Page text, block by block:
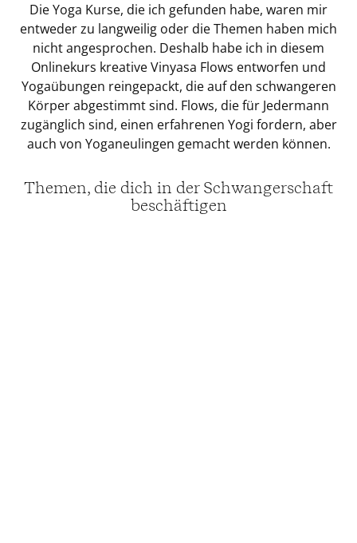
Die Yoga Kurse, die ich gefunden habe, waren mir
entweder zu langweilig oder die Themen haben mich
nicht angesprochen. Deshalb habe ich in diesem
Onlinekurs kreative Vinyasa Flows entworfen und
Yogaübungen reingepackt, die auf den schwangeren
Körper abgestimmt sind. Flows, die für Jedermann
zugänglich sind, einen erfahrenen Yogi fordern, aber
auch von Yoganeulingen gemacht werden können.
Themen, die dich in der Schwangerschaft
beschäftigen